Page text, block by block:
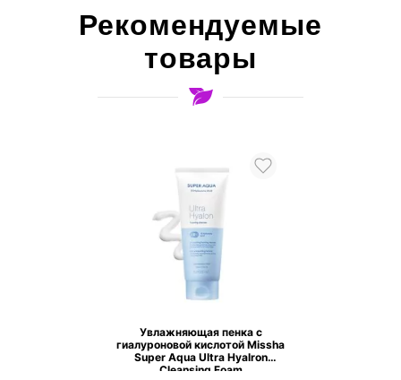
Рекомендуемые
товары
Увлажняющая пенка с
гиалуроновой кислотой Missha
Super Aqua Ultra Hyalron
Cleansing Foam